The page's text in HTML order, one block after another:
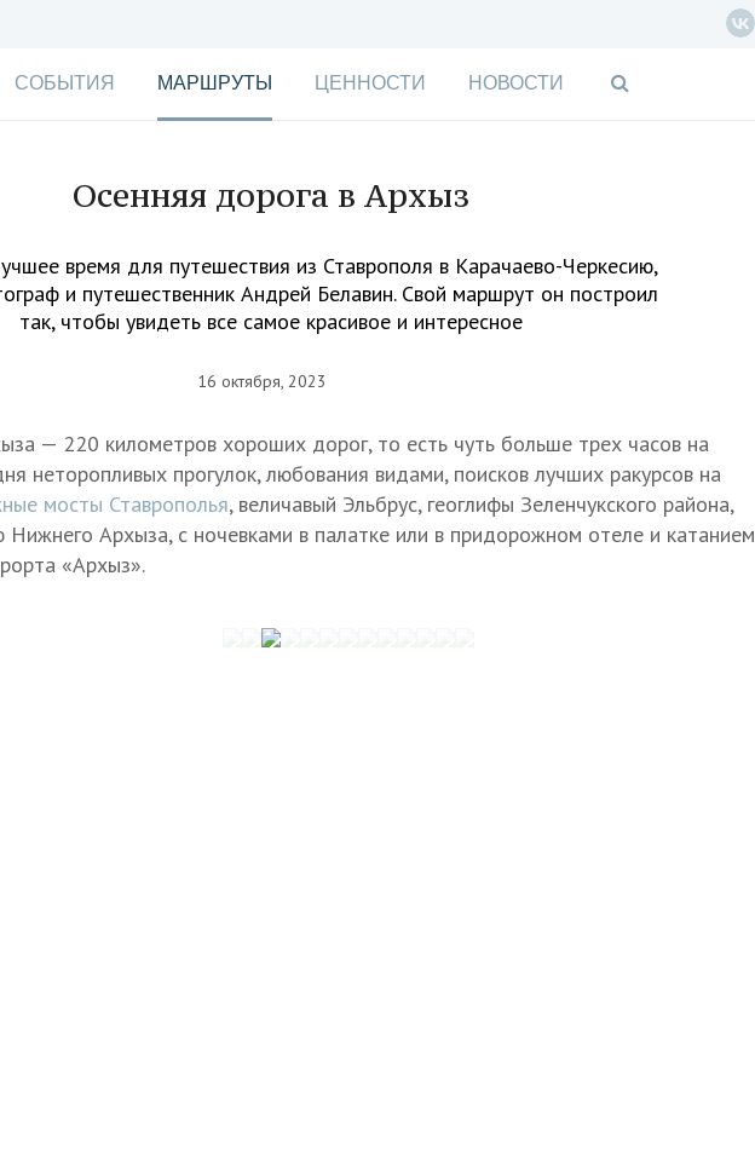
СОБЫТИЯ МАРШРУТЫ ЦЕННОСТИ НОВОСТИ
Осенняя дорога в Архыз
время для путешествия из Ставрополя в Карачаево-Черкесию,
и путешественник Андрей Белавин. Свой маршрут он построил
так, чтобы увидеть все самое красивое и интересное
16 октября, 2023
— 220 километров хороших дорог, то есть чуть больше трех часов на
неторопливых прогулок, любования видами, поисков лучших ракурсов на
мосты Ставрополья, величавый Эльбрус, геоглифы Зеленчукского района,
Архыза, с ночевками в палатке или в придорожном отеле и катанием
«Архыз».